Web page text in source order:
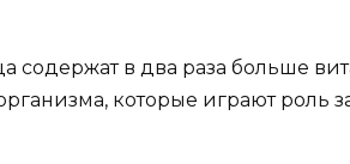
содержат в два раза больше
которые играют роль